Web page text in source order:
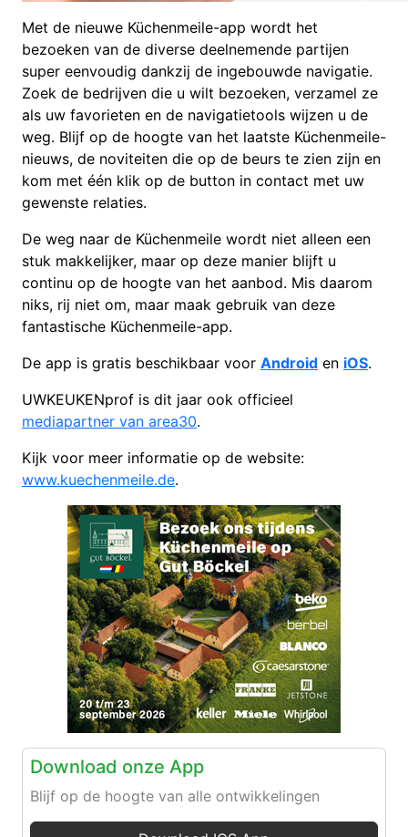
Met de nieuwe Küchenmeile-app wordt het
bezoeken van de diverse deelnemende partijen
super eenvoudig dankzij de ingebouwde navigatie.
Zoek de bedrijven die u wilt bezoeken, verzamel ze
als uw favorieten en de navigatietools wijzen u de
weg. Blijf op de hoogte van het laatste Küchenmeile-
nieuws, de noviteiten die op de beurs te zien zijn en
kom met één klik op de button in contact met uw
gewenste relaties.
De weg naar de Küchenmeile wordt niet alleen een
stuk makkelijker, maar op deze manier blijft u
continu op de hoogte van het aanbod. Mis daarom
niks, rij niet om, maar maak gebruik van deze
fantastische Küchenmeile-app.
De app is gratis beschikbaar voor Android en iOS.
UWKEUKENprof is dit jaar ook officieel
mediapartner van area30.
Kijk voor meer informatie op de website:
www.kuechenmeile.de.
Download onze App
Blijf op de hoogte van alle ontwikkelingen